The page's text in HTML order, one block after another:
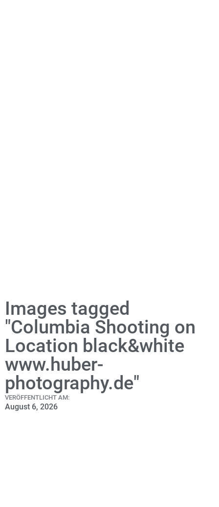
Images tagged
"Columbia Shooting on
Location black&white
www.huber-
photography.de"
VERÖFFENTLICHT AM:
August 6, 2026